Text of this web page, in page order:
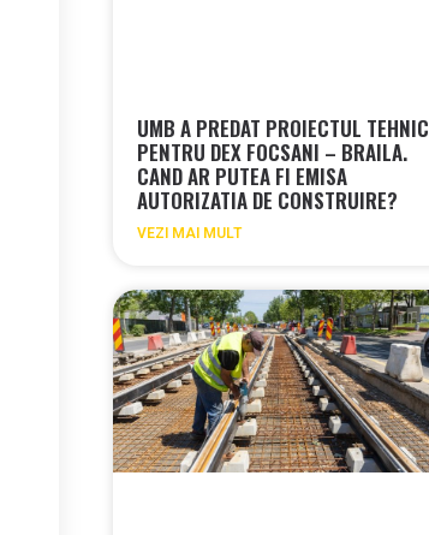
UMB A PREDAT PROIECTUL TEHNIC
PENTRU DEX FOCSANI – BRAILA.
CAND AR PUTEA FI EMISA
AUTORIZATIA DE CONSTRUIRE?
VEZI MAI MULT